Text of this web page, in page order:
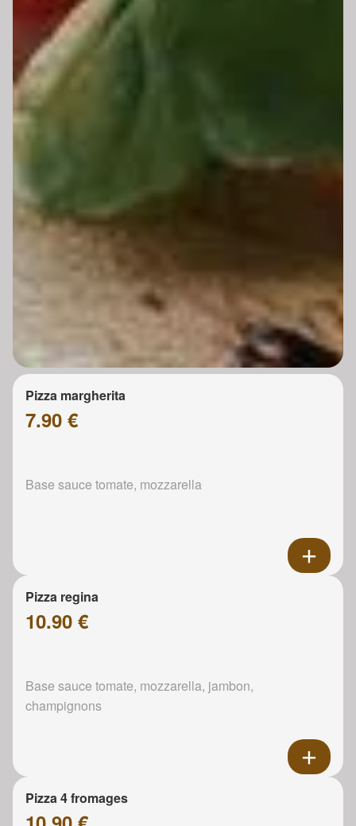
Pizza margherita
7.90 €
Base sauce tomate, mozzarella
Pizza regina
10.90 €
Base sauce tomate, mozzarella, jambon,
champignons
Pizza 4 fromages